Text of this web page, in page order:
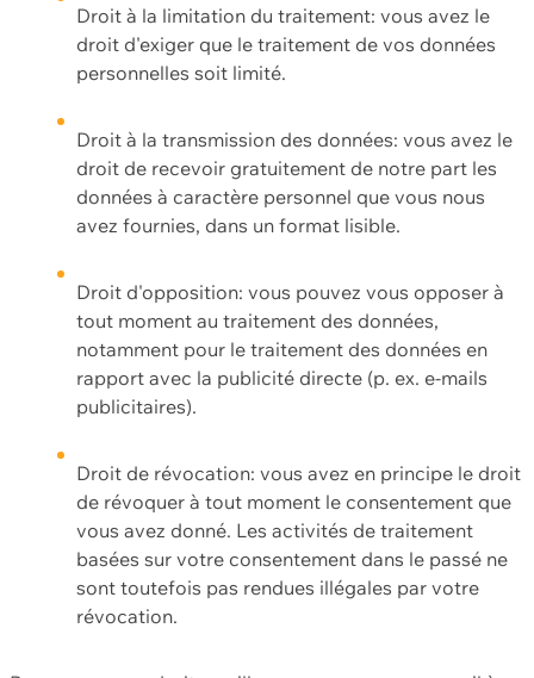
Droit à la limitation du traitement: vous avez le
droit d'exiger que le traitement de vos données
personnelles soit limité.
Droit à la transmission des données: vous avez le
droit de recevoir gratuitement de notre part les
données à caractère personnel que vous nous
avez fournies, dans un format lisible.
Droit d'opposition: vous pouvez vous opposer à
tout moment au traitement des données,
notamment pour le traitement des données en
rapport avec la publicité directe (p. ex. e-mails
publicitaires).
Droit de révocation: vous avez en principe le droit
de révoquer à tout moment le consentement que
vous avez donné. Les activités de traitement
basées sur votre consentement dans le passé ne
sont toutefois pas rendues illégales par votre
révocation.